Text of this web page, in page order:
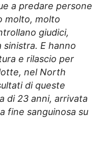
a predare persone
molto, molto
giudici,
E hanno
e rilascio per
nel North
di queste
di 23 anni, arrivata
fine sanguinosa su